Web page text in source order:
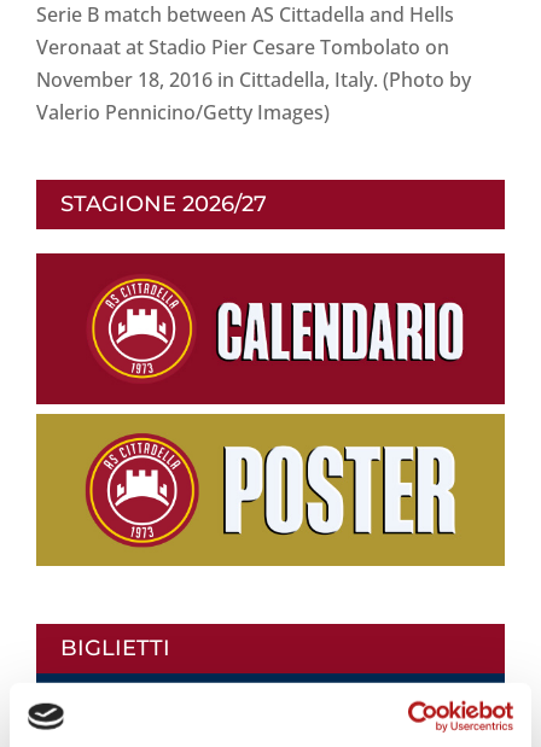
Serie B match between AS Cittadella and Hells
Veronaat at Stadio Pier Cesare Tombolato on
November 18, 2016 in Cittadella, Italy. (Photo by
Valerio Pennicino/Getty Images)
STAGIONE 2026/27
BIGLIETTI